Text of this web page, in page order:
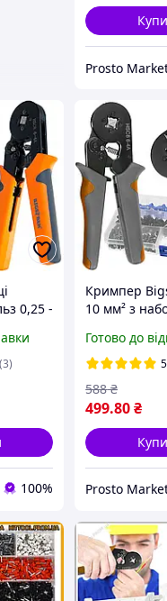
Prosto
0,25 -
(3)
100%
Кримпер
10 мм² з
обтиску
(23271)
Готово до
499.80₴
588 ₴
Prosto